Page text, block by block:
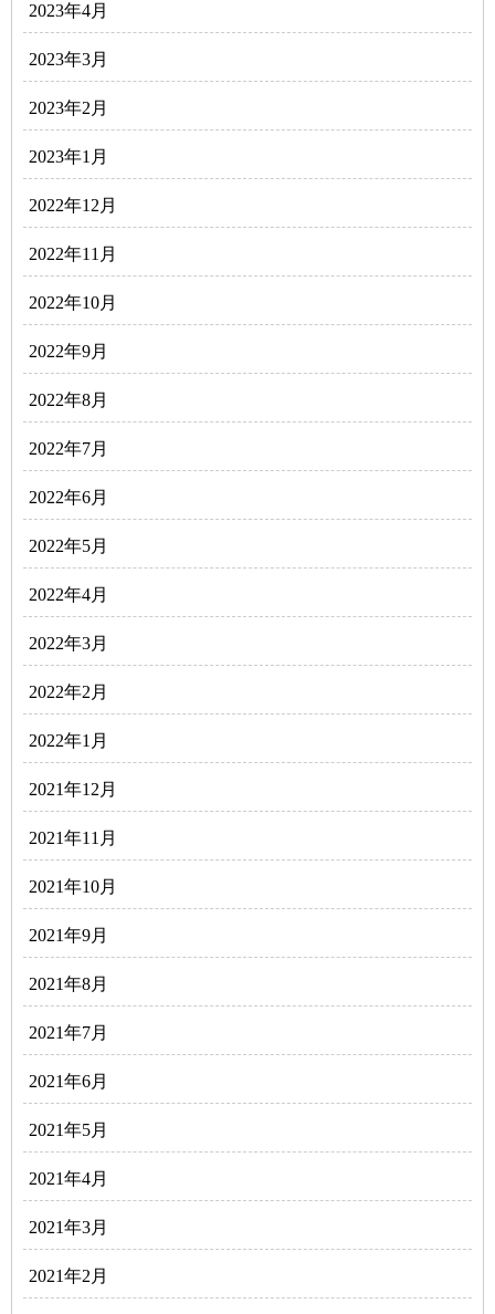
2023年4月
2023年3月
2023年2月
2023年1月
2022年12月
2022年11月
2022年10月
2022年9月
2022年8月
2022年7月
2022年6月
2022年5月
2022年4月
2022年3月
2022年2月
2022年1月
2021年12月
2021年11月
2021年10月
2021年9月
2021年8月
2021年7月
2021年6月
2021年5月
2021年4月
2021年3月
2021年2月